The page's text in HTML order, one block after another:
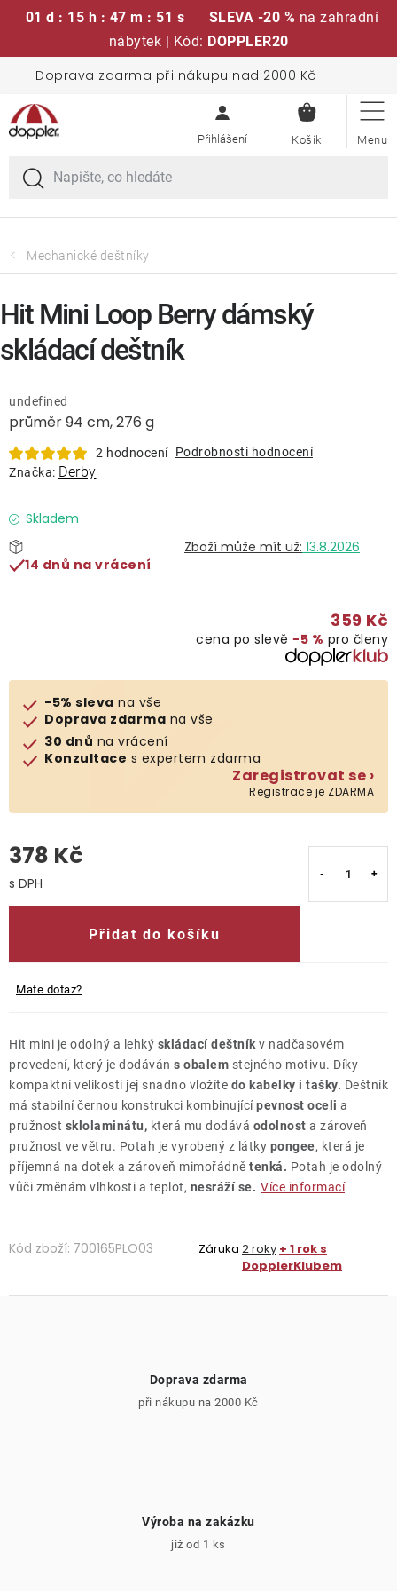
01 d : 15 h : 47 m : 50 s SLEVA -20 % na zahradní
nábytek | Kód: DOPPLER20
obsah
Doprava zdarma při nákupu nad 2000 Kč
KOŠÍK
Sedací soupravy
Slunečníky
Křesla a židle
Lavice a houpačky
Lehátka
Doplňky
Deštníky
Gastro produkty
Klub výhod
Mechanické deštníky
průměr 94 cm, 276 g
undefined
2 hodnocení Podrobnosti hodnocení
Značka: Derby
Skladem
13.8.2026
14 dnů na vrácení
359 Kč
cena po slevě −5 % pro členy
-5% sleva na vše
Doprava zdarma na vše
30 dnů na vrácení
Konzultace s expertem zdarma
Zaregistrovat se ›
Registrace je ZDARMA
378 Kč
Přidat do košíku
Mate dotaz?
Hit mini je odolný a lehký skládací deštník v nadčasovém
provedení, který je dodáván s obalem stejného motivu. Díky
kompaktní velikosti jej snadno vložíte do kabelky i tašky. Deštník
má stabilní černou konstrukci kombinujícípevnost oceli a
pružnost sklolaminátu, která mu dodává odolnost a zároveň
pružnost ve větru. Potah je vyrobený z látky pongee, která je
příjemná na dotek a zároveň mimořádně tenká. Potah je odolný
vůči změnám vlhkosti a teplot, nesráží se. Více informací
Kód zboží: 700165PLO03 Záruka 2 roky + 1 rok s
DopplerKlubem
Hit Mini Loop Berry dámský
skládací deštník
Doprava zdarma
při nákupu na 2000 Kč
Výroba na zakázku
již od 1 ks